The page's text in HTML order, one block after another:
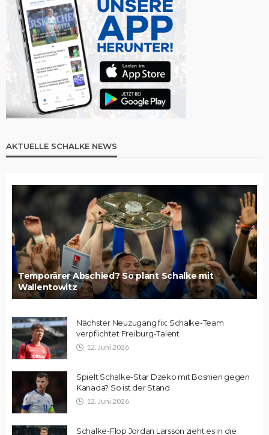
AKTUELLE SCHALKE NEWS
Temporärer Abschied? So plant Schalke mit
Wallentowitz
Nächster Neuzugang fix: Schalke-Team
verpflichtet Freiburg-Talent
12. Juni 2026
Spielt Schalke-Star Dzeko mit Bosnien gegen
Kanada? So ist der Stand
12. Juni 2026
Schalke-Flop Jordan Larsson zieht es in die